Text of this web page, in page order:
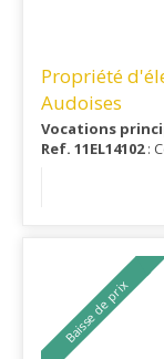
Propriété
Audoises
Vocations
Ref. 11EL14102:
verdure, à une
Baisse de prix